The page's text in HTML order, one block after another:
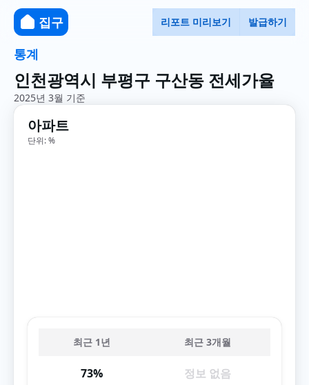
집구 리포트 미리보기 발급하기
통계
인천광역시 부평구 구산동 전세가율
2025년 3월 기준
아파트
단위: %
최근 1년 최근 3개월
73% 정보 없음